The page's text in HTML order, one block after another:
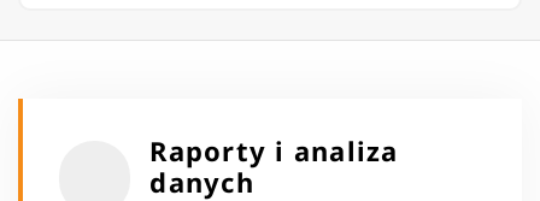
Raporty i analiza
danych